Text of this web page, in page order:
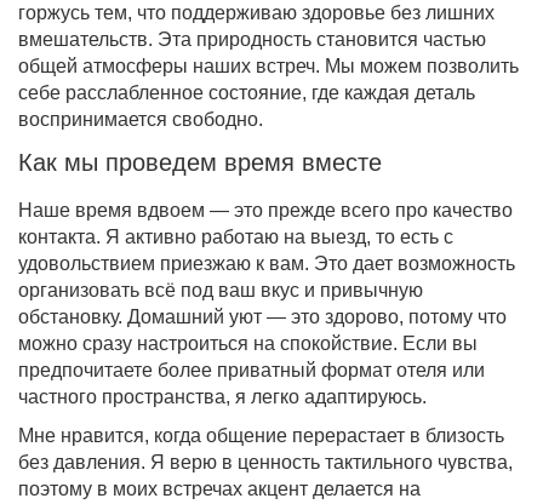
горжусь тем, что поддерживаю здоровье без лишних
вмешательств. Эта природность становится частью
общей атмосферы наших встреч. Мы можем позволить
себе расслабленное состояние, где каждая деталь
воспринимается свободно.
Как мы проведем время вместе
Наше время вдвоем — это прежде всего про качество
контакта. Я активно работаю на выезд, то есть с
удовольствием приезжаю к вам. Это дает возможность
организовать всё под ваш вкус и привычную
обстановку. Домашний уют — это здорово, потому что
можно сразу настроиться на спокойствие. Если вы
предпочитаете более приватный формат отеля или
частного пространства, я легко адаптируюсь.
Мне нравится, когда общение перерастает в близость
без давления. Я верю в ценность тактильного чувства,
поэтому в моих встречах акцент делается на